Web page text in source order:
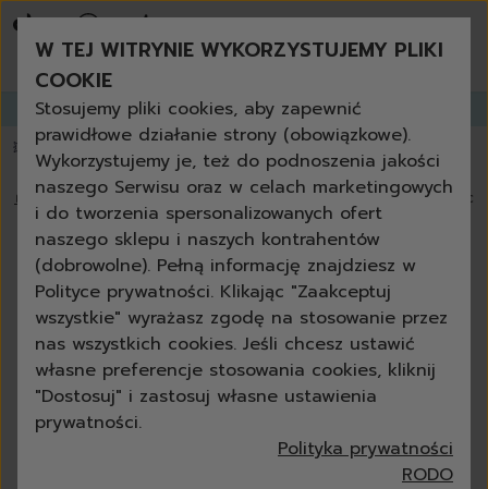
bestsellery
promocje tygodnia
nowości
produkty uniwersalne + eko
zestawy
czyszczenie
kuchnia
łazienka
szkło
podłoga
meble
grill i kominek
outdoor
ścierki
gąbki
akcesoria
Zapisz się do GANGLETTERAi zyskaj ażdo 30% rabatu!
💥 Papier toaletowy 3-warstwowy za darmo powyżej 200 zł
📦 dostawa
🏠 › Blog › Zakochaj się w tapicerce na nowo – przepis na
Zakochaj się w tapicerce na nowo
– przepis na czystość i trwały
związek
Anna Czelewska 21-05-2025 11 min
W TEJ WITRYNIE WYKORZYSTUJEMY PLIKI
COOKIE
Stosujemy pliki cookies, aby zapewnić
prawidłowe działanie strony (obowiązkowe).
Wykorzystujemy je, też do podnoszenia jakości
naszego Serwisu oraz w celach marketingowych
i do tworzenia spersonalizowanych ofert
naszego sklepu i naszych kontrahentów
(dobrowolne). Pełną informację znajdziesz w
Polityce prywatności. Klikając "Zaakceptuj
wszystkie" wyrażasz zgodę na stosowanie przez
nas wszystkich cookies. Jeśli chcesz ustawić
własne preferencje stosowania cookies, kliknij
"Dostosuj" i zastosuj własne ustawienia
prywatności.
Polityka prywatności
RODO